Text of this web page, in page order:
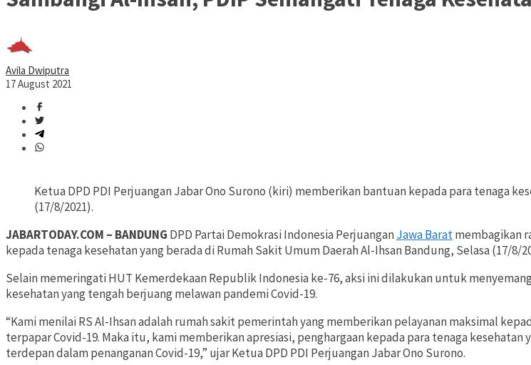
Avila Dwiputra
17 August 2021
Ketua DPD PDI Perjuangan Jabar Ono Surono (kiri) memberikan bantuan kepada para tenaga
(17/8/2021).
JABARTODAY.COM – BANDUNG DPD Partai Demokrasi Indonesia PerjuanganJawa Baratmembagikan
kepada tenaga kesehatan yang berada di Rumah Sakit Umum Daerah Al-Ihsan Bandung, Selasa (17/8/
Selain memeringati HUT Kemerdekaan Republik Indonesia ke-76, aksi ini dilakukan untuk
kesehatan yang tengah berjuang melawan pandemi Covid-19.
“Kami menilai RS Al-Ihsan adalah rumah sakit pemerintah yang memberikan pelayanan maksimal
terpapar Covid-19. Maka itu, kami memberikan apresiasi, penghargaan kepada para tenaga kesehatan
terdepan dalam penanganan Covid-19,” ujar Ketua DPD PDI Perjuangan Jabar Ono Surono.